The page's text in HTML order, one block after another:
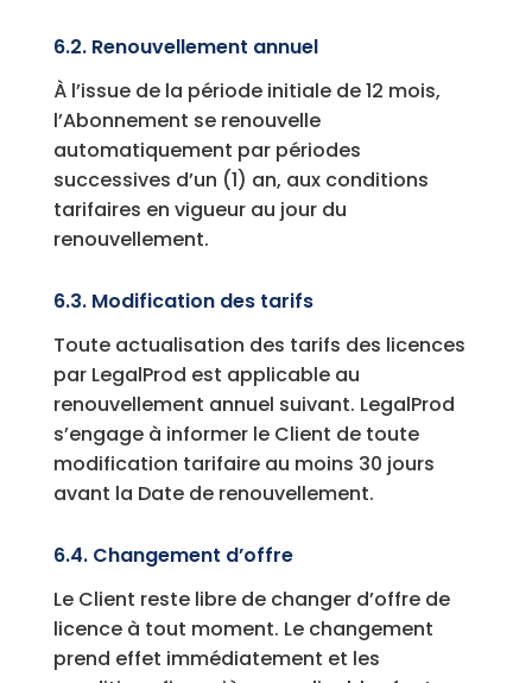
6.2. Renouvellement annuel
À l’issue de la période initiale de 12 mois,
l’Abonnement se renouvelle
automatiquement par périodes
successives d’un (1) an, aux conditions
tarifaires en vigueur au jour du
renouvellement.
6.3. Modification des tarifs
Toute actualisation des tarifs des licences
par LegalProd est applicable au
renouvellement annuel suivant. LegalProd
s’engage à informer le Client de toute
modification tarifaire au moins 30 jours
avant la Date de renouvellement.
6.4. Changement d’offre
Le Client reste libre de changer d’offre de
licence à tout moment. Le changement
prend effet immédiatement et les